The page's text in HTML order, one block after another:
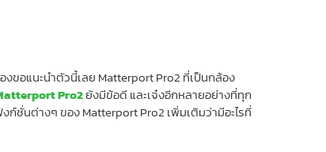
ขอแนะนำตัวนี้เลย Matterport Pro2 ที่เป็นกล้อง
Pro2ยังมีข้อดี และเจ๋งอีกหลายอย่างที่ทุก
ชั่นต่างๆ ของ Matterport Pro2 เพิ่มเติมว่ามีอะไรที่